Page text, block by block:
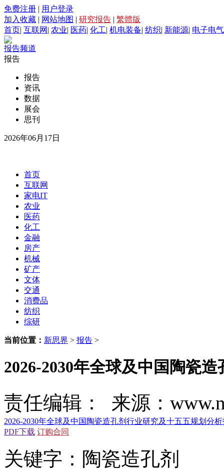
免费注册 | 用户登录
加入收藏 | 网站地图 | 研究报告 | 繁體版
首页| 互联网 | 农业| 医药| 化工| 机电装备| 纺织| 新能源| 电子电气
报告频道
报告
报告
资讯
数据
展会
思刊
2026年06月17日
首页
互联网
家电IT
农业
医药
化工
金融
房产
机械
矿产
文体
交通
消费品
纺织
综研
当前位置： 新思界 > 报告 >
2026-2030年全球及中国陶瓷
责任编辑： 来源：
2026-2030年全球及中国陶瓷造孔剂行业研究及十五五规划分
PDF下载 订购合同
关键字：陶瓷造孔剂